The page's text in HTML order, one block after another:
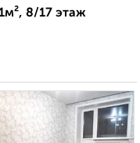
8/17 этаж